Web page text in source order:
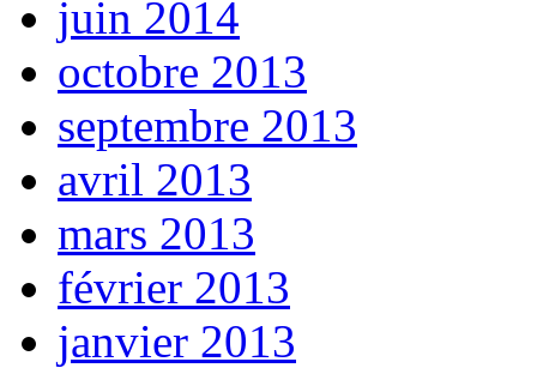
juin 2014
octobre 2013
septembre 2013
avril 2013
mars 2013
février 2013
janvier 2013